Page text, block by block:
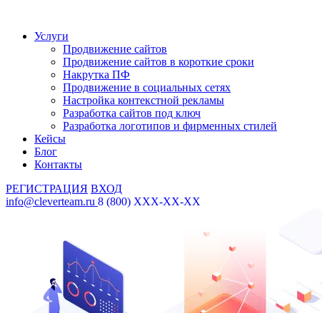
Услуги
Продвижение сайтов
Продвижение сайтов в короткие сроки
Накрутка ПФ
Продвижение в социальных сетях
Настройка контекстной рекламы
Разработка сайтов под ключ
Разработка логотипов и фирменных стилей
Кейсы
Блог
Контакты
РЕГИСТРАЦИЯ ВХОД
info@cleverteam.ru 8 (800) XXX-XX-XX